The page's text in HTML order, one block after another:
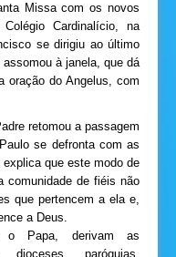
Missa com os novos
Cardinalício, na
se dirigiu ao último
à janela, que dá
oração do Angelus, com
retomou a passagem
se defronta com as
que este modo de
comunidade de fiéis não
que pertencem a ela e,
a Deus.
o Papa, derivam as
paróquias,